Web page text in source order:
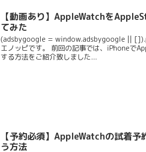
【動画あり】AppleWatchを
てみた
(adsbygoogle = window.adsbygoogle ||
エノッピです。 前回の記事では、iPhoneで
する方法をご紹介致しました...
【予約必須】AppleWatchの試着予
う方法